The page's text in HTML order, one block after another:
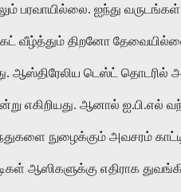
பரவாயில்லை. ஐந்து வருடங்கள்
வீழ்த்தும் திறனோ
ஆஸ்திரேலிய டெஸ்ட் தொடரில்
எகிறியது. ஆனால் ஐ.பி.எல்
நுழைக்கும் அவசரம்
ஆஸிகளுக்கு எதிராக